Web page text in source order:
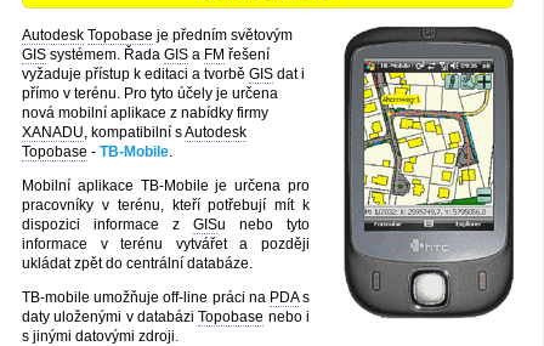
Autodesk Topobase je předním světovým
GIS systémem. Řada GIS a FM řešení
vyžaduje přístup k editaci a tvorbě GIS dat i
přímo v terénu. Pro tyto účely je určena
nová mobilní aplikace z nabídky firmy
XANADU, kompatibilní sAutodesk
Topobase - TB-Mobile.
Mobilní aplikace TB-Mobile je určena pro
pracovníky v terénu, kteří potřebují mít k
dispozici informace z GISu nebo tyto
informace v terénu vytvářet a později
ukládat zpět do centrální databáze.
TB-mobile umožňuje off-line práci na PDAs
daty uloženými v databáziTopobase nebo i
s jinými datovými zdroji.